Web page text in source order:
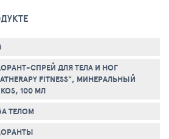
СПРЕЙ ДЛЯ ТЕЛА И НОГ
FITNESS", МИНЕРАЛЬНЫЙ
100 МЛ
ТЕЛОМ